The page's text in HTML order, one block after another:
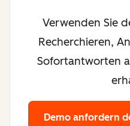
Verwenden Sie
Recherchieren,
Sofortantworten
Demo anfordern